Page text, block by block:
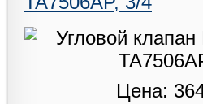
Цена: